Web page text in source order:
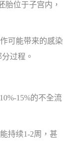
位于子宫内，
可能带来的感染
过程。
15%的不全流
持续1-2周，甚